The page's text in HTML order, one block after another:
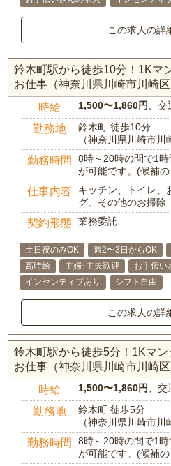
この求人の詳
鈴木町駅から徒歩10分！1Kマ
お仕事（神奈川県川崎市川崎区
時給 1,500〜1,860円、交
勤務地
鈴木町 徒歩10分
（神奈川県川崎市川
勤務時間
8時～20時の間で1
が可能です。(候補
仕事内容
キッチン、トイレ、
グ、その他のお掃除
契約形態 業務委託
土日祝のみOK 週2〜3日からOK
高時給
主婦･主夫歓迎
お手伝い
インセンティブあり
シフト自由
この求人の詳
鈴木町駅から徒歩5分！1Kマ
お仕事（神奈川県川崎市川崎区
時給 1,500〜1,860円、交
勤務地
鈴木町 徒歩5分
（神奈川県川崎市川
勤務時間
8時～20時の間で1
が可能です。(候補